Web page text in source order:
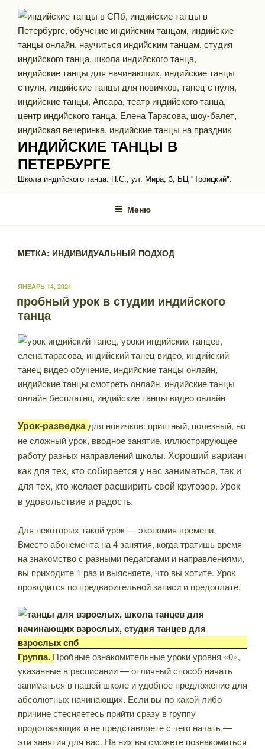
Перейти
содержимому
ИНДИЙСКИЕ ТАНЦЫ В
ПЕТЕРБУРГЕ
Школа индийского танца. П.С., ул. Мира, 3, БЦ "Троицкий".
Меню
МЕТКА: ИНДИВИДУАЛЬНЫЙ ПОДХОД
ОПУБЛИКОВАНО
ЯНВАРЬ 14, 2021
пробный урок в студии индийского
танца
Урок-разведкадля новичков: приятный, полезный, но
не сложный урок, вводное занятие, иллюстрирующее
работу разных направлений школы. Хороший вариант
как для тех, кто собирается у нас заниматься, так и
для тех, кто желает расширить свой кругозор. Урок
в удовольствие и радость.
Для некоторых такой урок — экономия времени.
Вместо абонемента на 4 занятия, когда тратишь время
на знакомство с разными педагогами и направлениями,
вы приходите 1 раз и выясняете, что вы хотите. Урок
проводится по предварительной записи и предоплате.
Группа. Пробные ознакомительные уроки уровня «0»,
указанные в расписании — отличный способ начать
заниматься в нашей школе и удобное предложение для
абсолютных начинающих. Если вы по какой-либо
причине стесняетесь прийти сразу в группу
продолжающих и не представляете с чего начать —
эти занятия для вас. На них вы сможете познакомиться